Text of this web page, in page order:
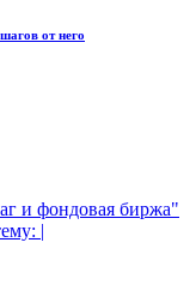
от него
и фондовая биржа"
|